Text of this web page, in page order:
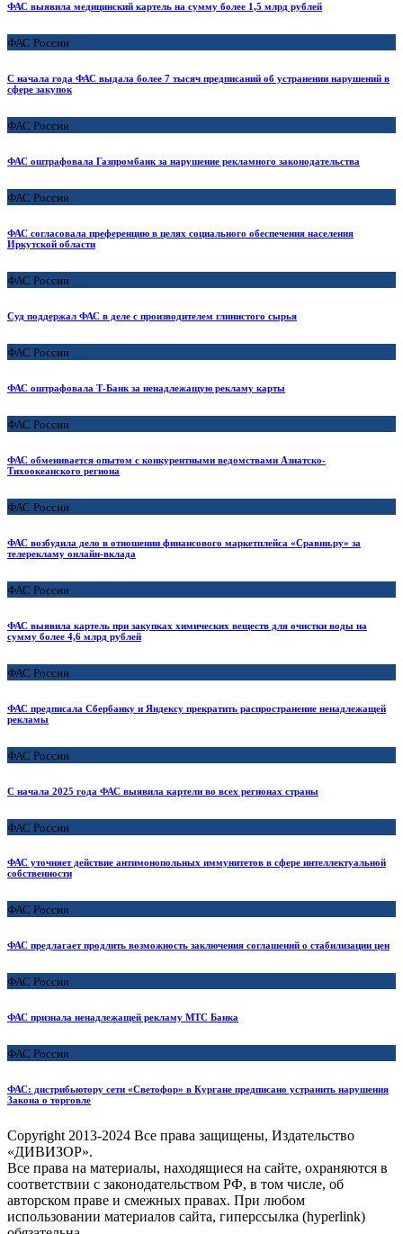
ФАС выявила медицинский картель на сумму более 1,5 млрд рублей
ФАС России
С начала года ФАС выдала более 7 тысяч предписаний об устранении нарушений в
сфере закупок
ФАС России
ФАС оштрафовала Газпромбанк за нарушение рекламного законодательства
ФАС России
ФАС согласовала преференцию в целях социального обеспечения населения
Иркутской области
ФАС России
Суд поддержал ФАС в деле с производителем глинистого сырья
ФАС России
ФАС оштрафовала Т-Банк за ненадлежащую рекламу карты
ФАС России
ФАС обменивается опытом с конкурентными ведомствами Азиатско-
Тихоокеанского региона
ФАС России
ФАС возбудила дело в отношении финансового маркетплейса «Сравни.ру» за
телерекламу онлайн-вклада
ФАС России
ФАС выявила картель при закупках химических веществ для очистки воды на
сумму более 4,6 млрд рублей
ФАС России
ФАС предписала Сбербанку и Яндексу прекратить распространение ненадлежащей
рекламы
ФАС России
С начала 2025 года ФАС выявила картели во всех регионах страны
ФАС России
ФАС уточняет действие антимонопольных иммунитетов в сфере интеллектуальной
собственности
ФАС России
ФАС предлагает продлить возможность заключения соглашений о стабилизации цен
ФАС России
ФАС признала ненадлежащей рекламу МТС Банка
ФАС России
ФАС: дистрибьютору сети «Светофор» в Кургане предписано устранить нарушения
Закона о торговле
Copyright 2013-2024 Все права защищены, Издательство
«ДИВИЗОР».
Все права на материалы, находящиеся на сайте, охраняются в
соответствии с законодательством РФ, в том числе, об
авторском праве и смежных правах. При любом
использовании материалов сайта, гиперссылка (hyperlink)